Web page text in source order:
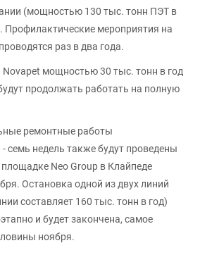
(мощностью 130 тыс. тонн ПЭТ в
Профилактические мероприятия на
раз в два года.
Novapet мощностью 30 тыс. тонн в год
продолжать работать на полную
ремонтные работы
семь недель также будут проведены
Neo Group в Клайпеде
Остановка одной из двух линий
составляет 160 тыс. тонн в год)
и будет закончена, самое
ноября.